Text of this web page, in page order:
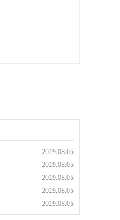
2019.08.05
2019.08.05
2019.08.05
2019.08.05
2019.08.05